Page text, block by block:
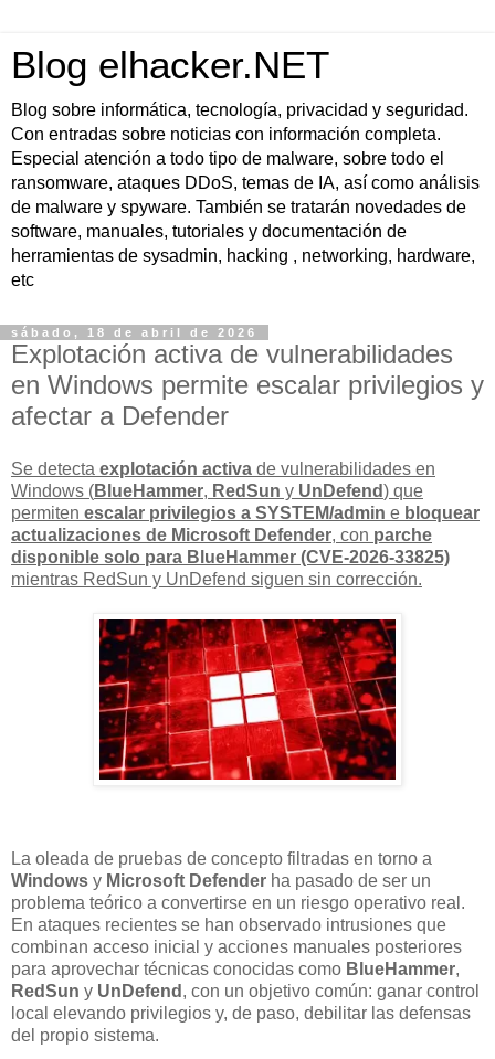
Blog elhacker.NET
Blog sobre informática, tecnología, privacidad y seguridad.
Con entradas sobre noticias con información completa.
Especial atención a todo tipo de malware, sobre todo el
ransomware, ataques DDoS, temas de IA, así como análisis
de malware y spyware. También se tratarán novedades de
software, manuales, tutoriales y documentación de
herramientas de sysadmin, hacking , networking, hardware,
etc
sábado, 18 de abril de 2026
Explotación activa de vulnerabilidades
en Windows permite escalar privilegios y
afectar a Defender
Se detecta explotación activa de vulnerabilidades en
Windows (BlueHammer, RedSun y UnDefend) que
permiten escalar privilegios a SYSTEM/admin e bloquear
actualizaciones de Microsoft Defender, con parche
disponible solo para BlueHammer (CVE-2026-33825)
mientras RedSun y UnDefend siguen sin corrección.
La oleada de pruebas de concepto filtradas en torno a
Windows y Microsoft Defender ha pasado de ser un
problema teórico a convertirse en un riesgo operativo real.
En ataques recientes se han observado intrusiones que
combinan acceso inicial y acciones manuales posteriores
para aprovechar técnicas conocidas como BlueHammer,
RedSun y UnDefend , con un objetivo común: ganar control
local elevando privilegios y, de paso, debilitar las defensas
del propio sistema.